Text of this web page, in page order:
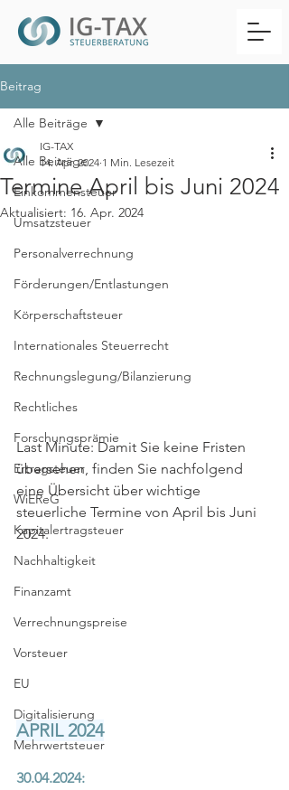
Beitrag
Alle Beiträge
Einkommensteuer
Umsatzsteuer
Personalverrechnung
Förderungen/Entlastungen
Körperschaftsteuer
Internationales Steuerrecht
Rechnungslegung/Bilanzierung
Rechtliches
Forschungsprämie
Ertragsteuer
WiEReG
Kapitalertragsteuer
Nachhaltigkeit
Finanzamt
Verrechnungspreise
Vorsteuer
EU
Digitalisierung
Mehrwertsteuer
Alle Beiträge
Termine April bis Juni 2024
IG-TAX
14. Apr. 2024 1 Min. Lesezeit
Aktualisiert: 16. Apr. 2024
Last Minute: Damit Sie keine Fristen
übersehen, finden Sie nachfolgend
eine Übersicht über wichtige
steuerliche Termine von April bis Juni
2024.
APRIL 2024
30.04.2024: